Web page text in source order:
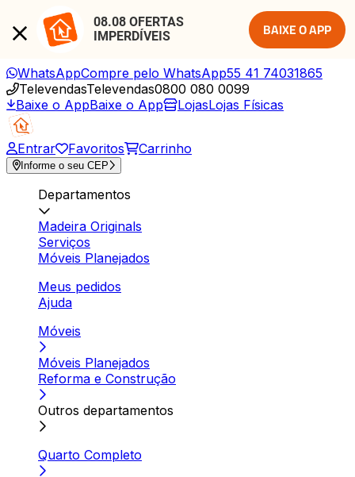
08.08 OFERTAS
IMPERDÍVEIS
BAIXE O APP
WhatsAppCompre pelo WhatsApp55 41 74031865
TelevendasTelevendas0800 080 0099
Baixe o AppBaixe o App LojasLojas Físicas
Entrar Favoritos Carrinho
Informe o seu CEP
Departamentos
Madeira Originals
Serviços
Móveis Planejados
Meus pedidos
Ajuda
Móveis
Móveis Planejados
Reforma e Construção
Outros departamentos
Quarto Completo